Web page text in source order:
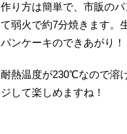
作り方は簡単で、市販の
て弱火で約7分焼きます。
パンケーキのできあがり！
耐熱温度が230℃なので溶
ジして楽しめますね！